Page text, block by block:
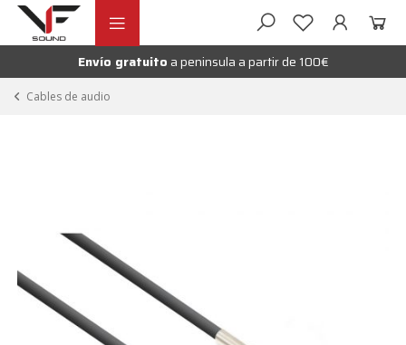
Ir
navegación
Ir
contenidoEnvío gratuito a peninsula a partir de 100€
Cables de audio